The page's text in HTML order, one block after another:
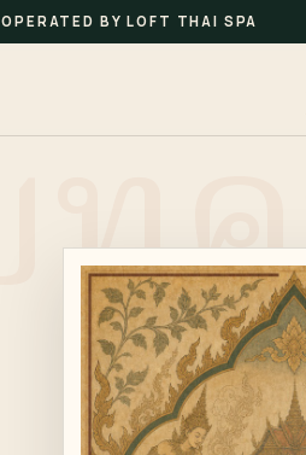
OPERATED BY LOFT THAI SPA